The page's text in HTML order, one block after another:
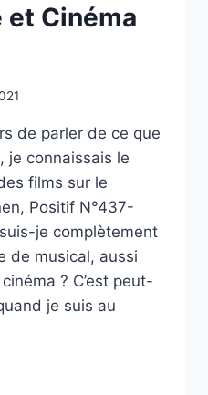
et Cinéma
de parler de ce que
je connaissais le
films sur le
Positif N°437-
je complètement
de musical, aussi
? C’est peut-
je suis au